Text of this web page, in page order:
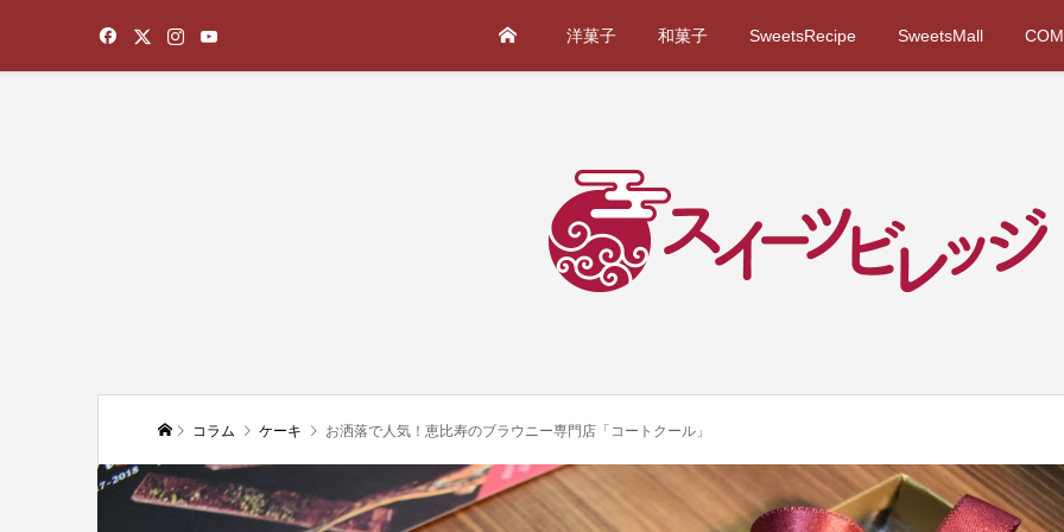
洋菓子 和菓子 SweetsRecipe SweetsMall
コラム ケーキ お洒落で人気！恵比寿のブラウニー専門店「コートクール」